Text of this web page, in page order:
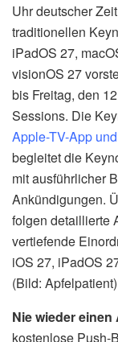
Uhr deutscher
traditionellen
iPadOS 27,
visionOS 27
bis Freitag, den
Sessions. Die
Apple-TV-App
begleitet die
mit ausführlicher
Ankündigungen.
folgen detaillierte
vertiefende
iOS 27, iPadOS
(Bild: Apfelpatient)
Nie wieder
kostenlose Push-